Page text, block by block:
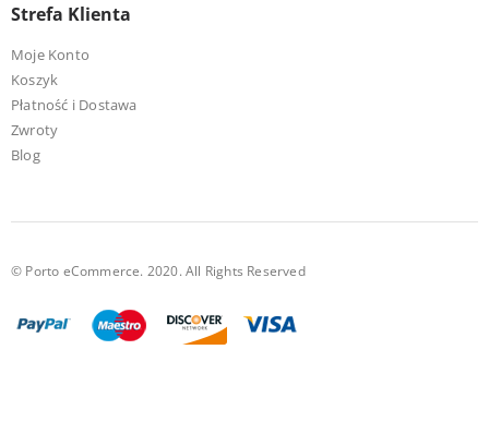
Strefa Klienta
Moje Konto
Koszyk
Płatność i Dostawa
Zwroty
Blog
© Porto eCommerce. 2020. All Rights Reserved